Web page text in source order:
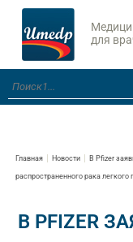
для
Главная Новости В Pfizer
распространенного рака легкого
В PFIZER